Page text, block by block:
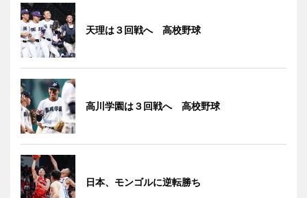
天理は３回戦へ 高校野球
高川学園は３回戦へ 高校野球
日本、モンゴルに逆転勝ち